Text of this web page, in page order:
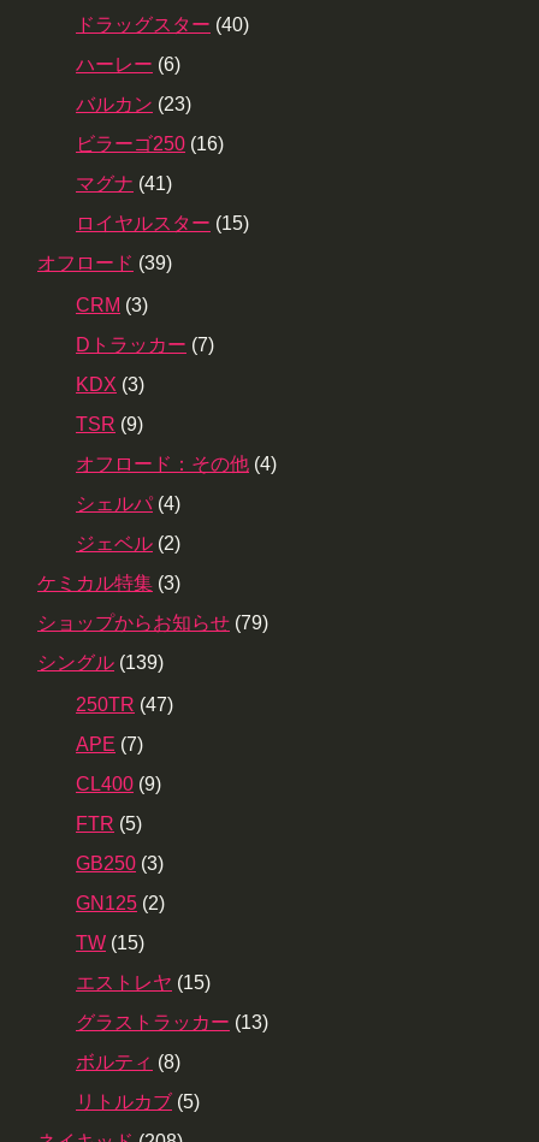
ドラッグスター (40)
ハーレー (6)
バルカン (23)
ビラーゴ250 (16)
マグナ (41)
ロイヤルスター (15)
オフロード (39)
CRM (3)
Dトラッカー (7)
KDX (3)
TSR (9)
オフロード：その他 (4)
シェルパ (4)
ジェベル (2)
ケミカル特集 (3)
ショップからお知らせ (79)
シングル (139)
250TR (47)
APE (7)
CL400 (9)
FTR (5)
GB250 (3)
GN125 (2)
TW (15)
エストレヤ (15)
グラストラッカー (13)
ボルティ (8)
リトルカブ (5)